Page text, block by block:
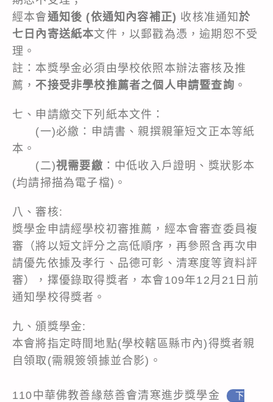
經本會通知後 (依通知內容補正) 收核准通知 於
七日內寄送紙本文件，以郵戳為憑，逾期恕不受
理。
註：本獎學金必須由學校依照本辦法審核及推
薦， 不接受非學校推薦者之個人申請暨查詢 。
七、申請繳交下列紙本文件：
(一)必繳： 申請書 、親撰親筆短文正本等紙
本。
(二)視需要繳 ：中低收入戶證明、獎狀影本
(均請掃描為電子檔)。
八、審核:
獎學金申請經學校初審推薦，經本會審查委員複
審（將以短文評分之高低順序，再參照含再次申
請優先依據及孝行、品德可彰、清寒度等資料評
審），擇優錄取得獎者，本會109年12月21日前
通知學校得獎者。
九、頒獎學金:
本會將指定時間地點(學校轄區縣市內)得獎者親
自領取(需親簽領據並合影)。
110中華佛教善緣慈善會清寒進步獎學金
下